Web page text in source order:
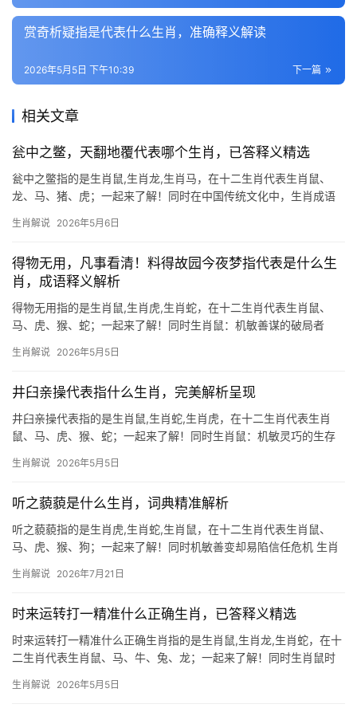
赏奇析疑指是代表什么生肖，准确释义解读
下一篇
2026年5月5日 下午10:39
相关文章
瓮中之鳖，天翻地覆代表哪个生肖，已答释义精选
瓮中之鳖指的是生肖鼠,生肖龙,生肖马，在十二生肖代表生肖鼠、
龙、马、猪、虎；一起来了解！同时在中国传统文化中，生肖成语
“瓮中之鳖”“天翻地覆”相关的生肖,揭示其背后的吉凶征兆与破解之
生肖解说 2026年5月6日
得物无用，凡事看清！料得故园今夜梦指代表是什么生
肖，成语释义解析
得物无用指的是生肖鼠,生肖虎,生肖蛇，在十二生肖代表生肖鼠、
马、虎、猴、蛇；一起来了解！同时生肖鼠：机敏善谋的破局者
项目被抢或团队停滞的情况极为难得，29岁至51岁者需警惕领导责
生肖解说 2026年5月5日
井臼亲操代表指什么生肖，完美解析呈现
井臼亲操代表指的是生肖鼠,生肖蛇,生肖虎，在十二生肖代表生肖
鼠、马、虎、猴、蛇；一起来了解！同时生肖鼠：机敏灵巧的生存
暗箭”，29岁至51岁者需警惕项目被抢或团队停滞，尤其农历八月前
生肖解说 2026年5月5日
听之藐藐是什么生肖，词典精准解析
听之藐藐指的是生肖虎,生肖蛇,生肖鼠，在十二生肖代表生肖鼠、
马、虎、猴、狗；一起来了解！同时机敏善变却易陷信任危机 生肖
事业上，29岁至51岁者易遭团队停滞，项目被抢如风卷残云，领导
生肖解说 2026年7月21日
时来运转打一精准什么正确生肖，已答释义精选
时来运转打一精准什么正确生肖指的是生肖鼠,生肖龙,生肖蛇，在十
二生肖代表生肖鼠、马、牛、兔、龙；一起来了解！同时生肖鼠时
有“太岁压运”之困，尤其29岁者易遭职场边缘化，项目被抢、团队
生肖解说 2026年5月5日